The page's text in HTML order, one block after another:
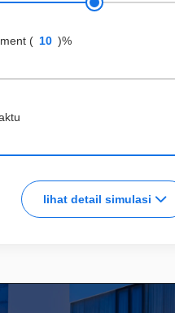
( )%
lihat detail simulasi